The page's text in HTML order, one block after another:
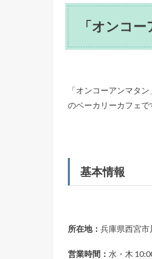
「オンコ
「オンコーアンマタ
のベーカリーカフェで
基本情報
所在地： 兵庫県西宮市
営業時間： 水・木